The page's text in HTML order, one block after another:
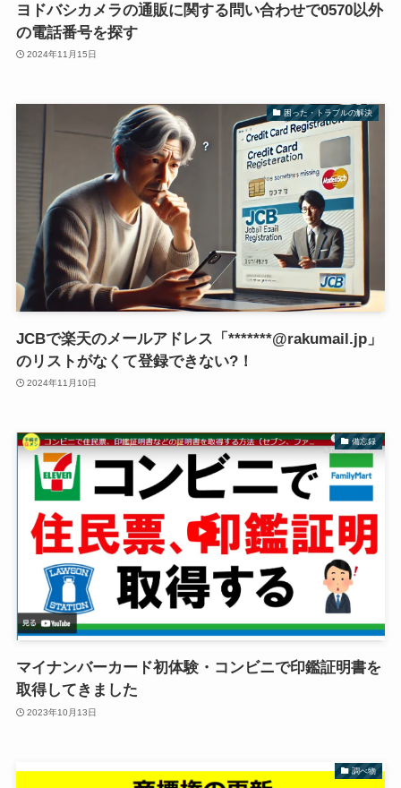
ヨドバシカメラの通販に関する問い合わせで0570以外
の電話番号を探す
2024年11月15日
困った・トラブルの解決
JCBで楽天のメールアドレス「*******@rakumail.jp」
のリストがなくて登録できない?！
2024年11月10日
備忘録
マイナンバーカード初体験・コンビニで印鑑証明書を
取得してきました
2023年10月13日
調べ物